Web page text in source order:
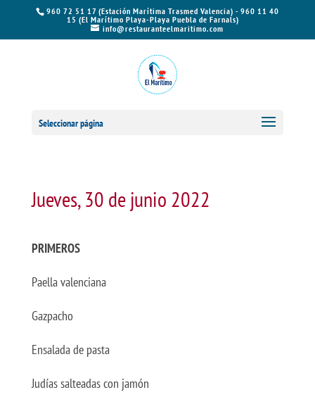
960 72 51 17 (Estación Marítima Trasmed Valencia) - 960 11 40
15 (El Marítimo Playa-Playa Puebla de Farnals)
info@restauranteelmaritimo.com
Seleccionar página
Jueves, 30 de junio 2022
PRIMEROS
Paella valenciana
Gazpacho
Ensalada de pasta
Judías salteadas con jamón